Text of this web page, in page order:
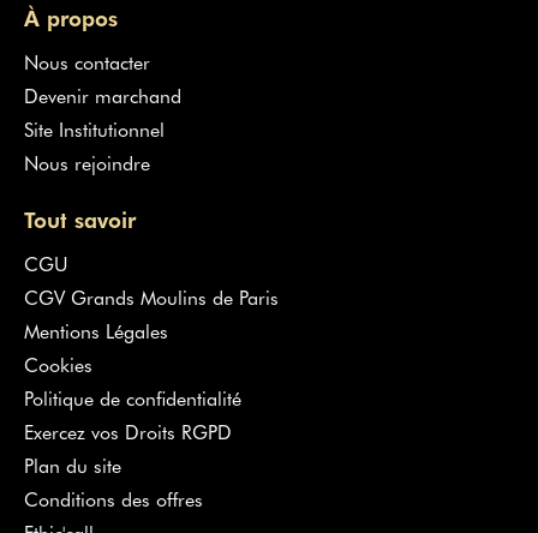
À propos
Nous contacter
Devenir marchand
Site Institutionnel
Nous rejoindre
Tout savoir
CGU
CGV Grands Moulins de Paris
Mentions Légales
Cookies
Politique de confidentialité
Exercez vos Droits RGPD
Plan du site
Conditions des offres